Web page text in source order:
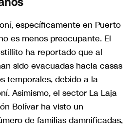
específicamente en Puerto
es menos preocupante. El
ha reportado que al
sido evacuadas hacia casas
temporales, debido a la
Asimismo, el sector La Laja
Bolívar ha visto un
de familias damnificadas,